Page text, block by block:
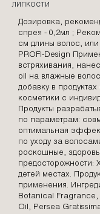
липкости
Дозировка,
спрея - 0,2мл ;
см длины волос, или
PROFI-Design
встряхивания,
oil на влажные
добавку в
косметики с
Продукты
по параметрам:
оптимальная
по уходу за
роскошные,
предосторожности:
детей местах.
применения.
Botanical Fragrance,
Oil, Persea